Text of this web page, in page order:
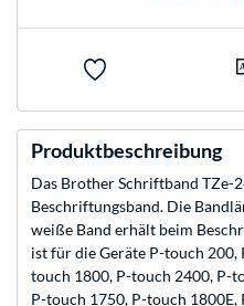
Produktbeschreibung
Das Brother Schriftband TZe-
Beschriftungsband. Die
weiße Band erhält beim
ist für die Geräte P-touch
touch 1800, P-touch 2400, P-
P-touch 1750, P-touch